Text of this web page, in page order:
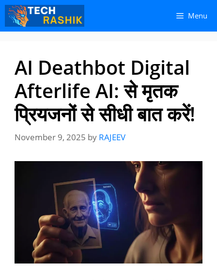
Skip
content
Skip
content
Menu
AI Deathbot Digital
Afterlife AI: से मृतक
प्रियजनों से सीधी बात करें!
November 9, 2025 by RAJEEV